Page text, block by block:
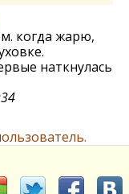
когда жарю,
наткнулась